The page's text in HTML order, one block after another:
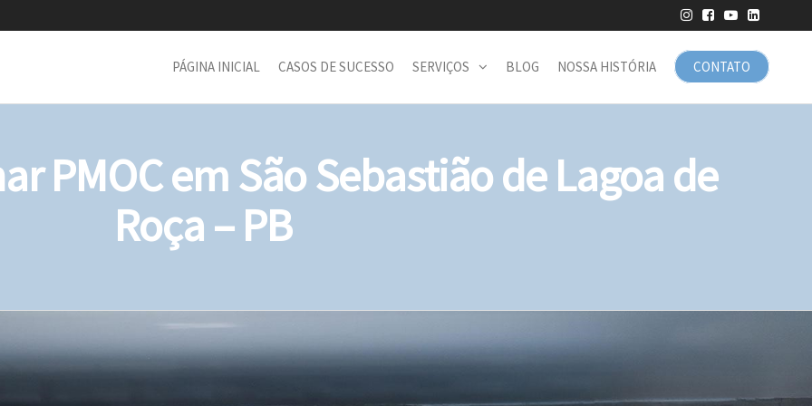
CONTATO
PÁGINA INICIAL CASOS DE SUCESSO SERVIÇOS BLOG NOSSA HISTÓRIA
PMOC em São Sebastião de Lagoa de
Roça – PB